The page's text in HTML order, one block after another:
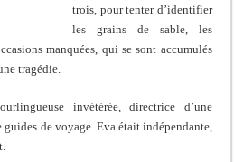
trois, pour tenter d’identifier
les grains de sable, les
manquées, qui se sont accumulés
tragédie.
invétérée, directrice d’une
de voyage. Eva était indépendante,